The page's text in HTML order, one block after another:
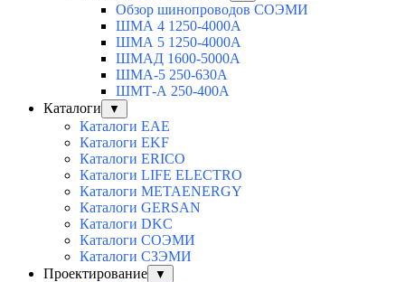
Обзор шинопроводов СОЭМИ
ШМА 4 1250-4000А
ШМА 5 1250-4000А
ШМАД 1600-5000А
ШМА-5 250-630А
ШМТ-А 250-400А
Каталоги
▼
Каталоги EAE
Каталоги EKF
Каталоги ERICO
Каталоги LIFE ELECTRO
Каталоги METAENERGY
Каталоги GERSAN
Каталоги DKC
Каталоги СОЭМИ
Каталоги СЗЭМИ
Проектирование
▼